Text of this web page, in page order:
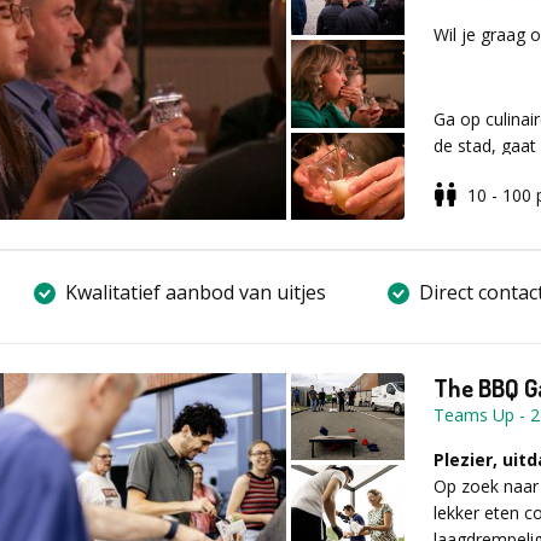
Prijzen
locatie heeft
Voor meer
het visuele,
gaat de
Wil je graag
Ga op
de stad,
over hoe je
de geheimen
hun uniek
Bier en
10 - 100
Kwalitatief aanbod van uitjes Direct
The BBQ
Teams Up -
Plezier,
Op zoek
lekker eten